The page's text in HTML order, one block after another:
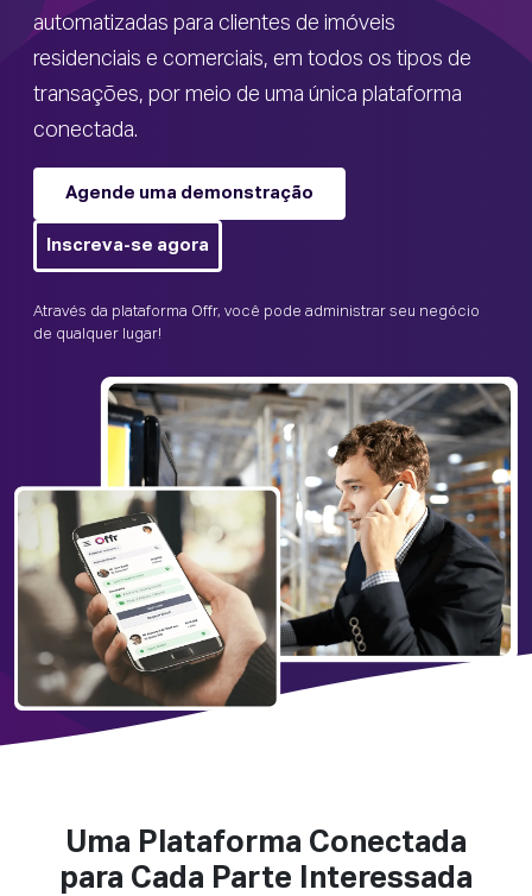
automatizadas para clientes de imóveis
residenciais e comerciais, em todos os tipos de
transações, por meio de uma única plataforma
conectada.
Agende uma demonstração
Inscreva-se agora
Através da plataforma Offr, você pode administrar seu negócio
de qualquer lugar!
Uma Plataforma Conectada
para Cada Parte Interessada